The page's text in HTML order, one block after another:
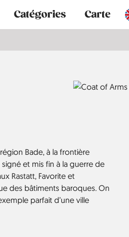
Catégories Carte
Bade, à la frontière
et mis fin à la guerre de
Rastatt, Favorite et
des bâtiments baroques. On
parfait d’une ville